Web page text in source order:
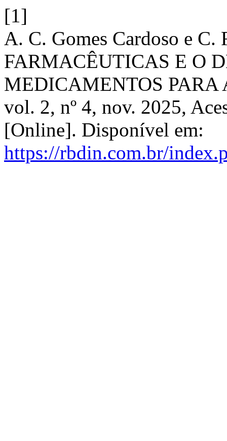
[1]
A. C. Gomes Cardoso e C.
FARMACÊUTICAS E O
MEDICAMENTOS
vol. 2, nº 4, nov. 2025,
[Online]. Disponível em:
https://rbdin.com.br/